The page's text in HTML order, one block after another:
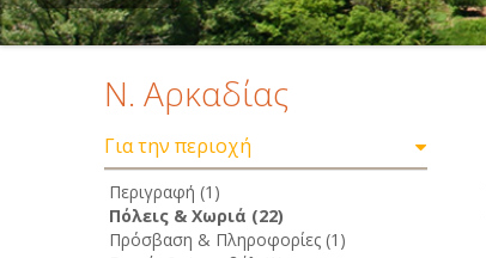
Ν. Αρκαδίας
Για την περιοχή
Περιγραφή (1)
Πόλεις & Χωριά (22)
Πρόσβαση & Πληροφορίες (1)